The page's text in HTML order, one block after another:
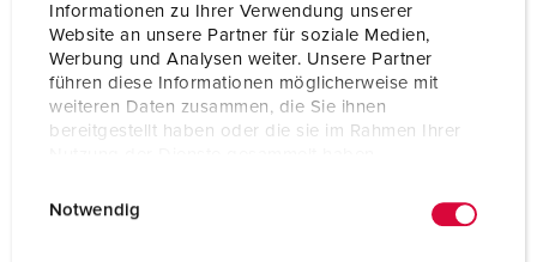
Informationen zu Ihrer Verwendung unserer
Website an unsere Partner für soziale Medien,
Werbung und Analysen weiter. Unsere Partner
führen diese Informationen möglicherweise mit
weiteren Daten zusammen, die Sie ihnen
bereitgestellt haben oder die sie im Rahmen Ihrer
Notwendig
ZUM ARTIKEL